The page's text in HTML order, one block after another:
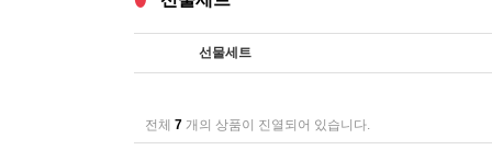
선물세트
전체 7 개의 상품이 진열되어 있습니다.